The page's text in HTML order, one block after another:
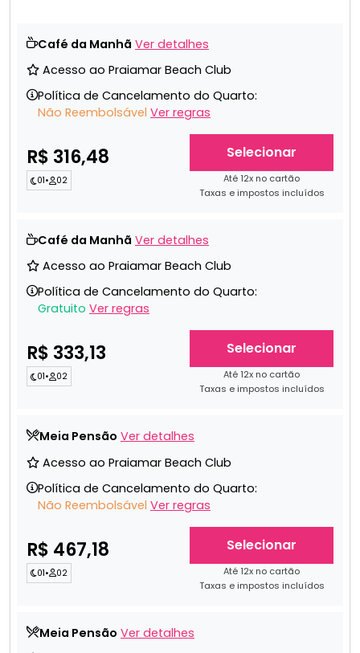
Café da Manhã Ver detalhes
Acesso ao Praiamar Beach Club
Política de Cancelamento do Quarto:
Não Reembolsável Ver regras
R$ 316,48
01• 02
Selecionar
Até 12x no cartão
Taxas e impostos incluídos
Café da Manhã Ver detalhes
Acesso ao Praiamar Beach Club
Política de Cancelamento do Quarto:
Gratuito Ver regras
R$ 333,13
01• 02
Selecionar
Até 12x no cartão
Taxas e impostos incluídos
Meia Pensão Ver detalhes
Acesso ao Praiamar Beach Club
Política de Cancelamento do Quarto:
Não Reembolsável Ver regras
R$ 467,18
01• 02
Selecionar
Até 12x no cartão
Taxas e impostos incluídos
Meia Pensão Ver detalhes